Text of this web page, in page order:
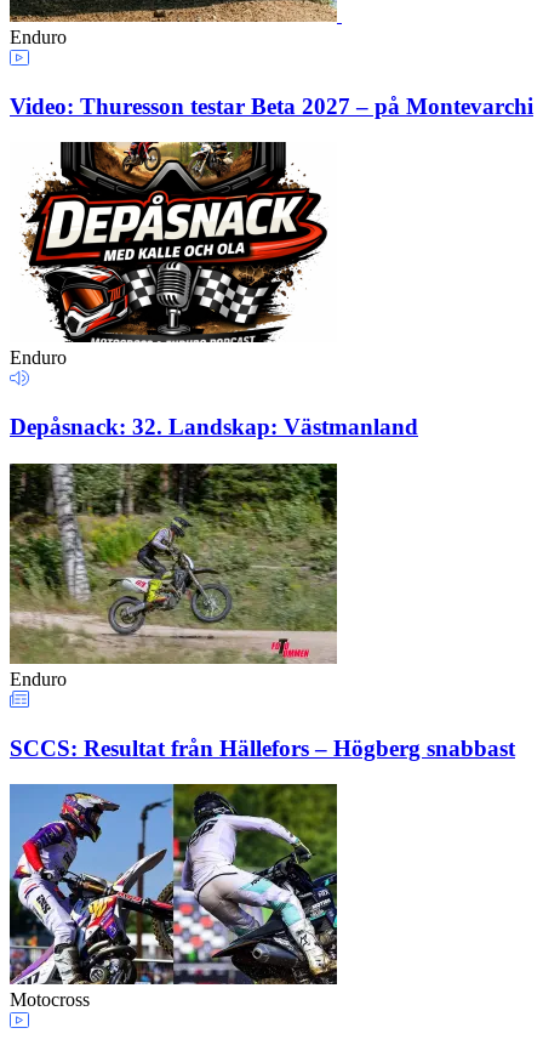
Enduro
Video: Thuresson testar Beta 2027 – på Montevarchi
Enduro
Depåsnack: 32. Landskap: Västmanland
Enduro
SCCS: Resultat från Hällefors – Högberg snabbast
Motocross